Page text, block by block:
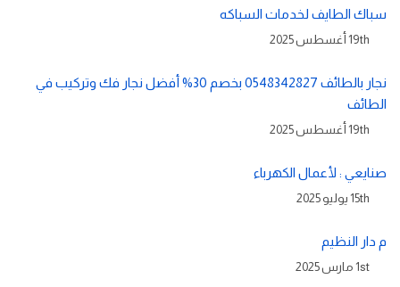
سباك الطايف لخدمات السباكه
19th أغسطس 2025
نجار بالطائف 0548342827 بخصم 30% أفضل نجار فك وتركيب في
الطائف
19th أغسطس 2025
صنايعي : لأعمال الكهرباء
15th يوليو 2025
م دار النظيم
1st مارس 2025